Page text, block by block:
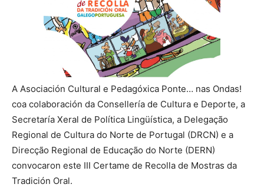
A Asociación Cultural e Pedagóxica Ponte… nas Ondas!
coa colaboración da Consellería de Cultura e Deporte, a
Secretaría Xeral de Política Lingüística, a Delegação
Regional de Cultura do Norte de Portugal (DRCN) e a
Direcção Regional de Educação do Norte (DERN)
convocaron este III Certame de Recolla de Mostras da
Tradición Oral.